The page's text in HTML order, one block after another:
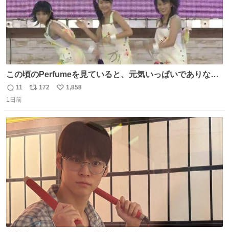
この頃のPerfumeを見ていると、元気いっぱいでありなが
ら決して感情に任せすぎることなく、しっかりと制御され
たダンスであることに新鮮に驚く。3人のあげた足の向き
こから積み重ねてきた努力や練習量が見て取れる…
返
信
11
リ
数
172
い
数
1,858
1日前